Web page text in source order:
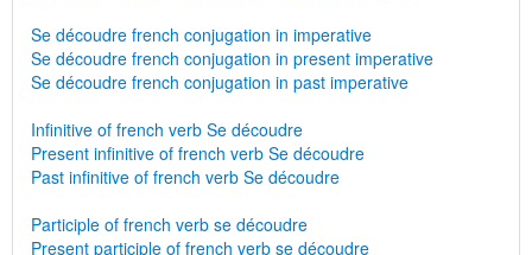
Se découdre french conjugation in imperative
Se découdre french conjugation in present imperative
Se découdre french conjugation in past imperative
Infinitive of french verb Se découdre
Present infinitive of french verb Se découdre
Past infinitive of french verb Se découdre
Participle of french verb se découdre
Present participle of french verb se découdre